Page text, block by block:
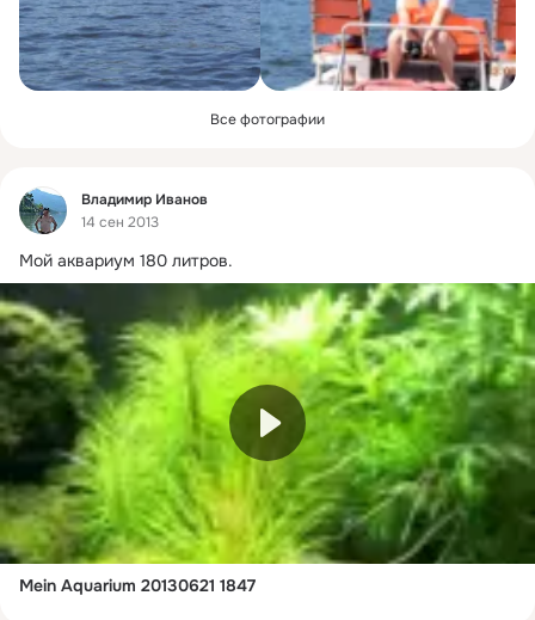
Все фотографии
Фид
Владимир Иванов
14 сен 2013
Мой аквариум 180 литров.
Mein Aquarium 20130621 1847